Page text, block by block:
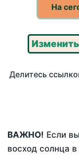
На
Делитесь
ВАЖНО! Если
восход солнца